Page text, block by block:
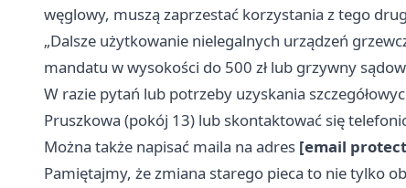
węglowy, muszą zaprzestać korzystania z tego
„Dalsze użytkowanie nielegalnych urządzeń
mandatu w wysokości do 500 zł lub grzywny
W razie pytań lub potrzeby uzyskania
Pruszkowa (pokój 13) lub skontaktować się
Można także napisać maila na adres [email
Pamiętajmy, że zmiana starego pieca to nie tylko